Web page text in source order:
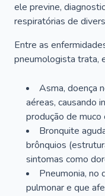
ele previne,
respiratórias de
Entre as
pneumologista trata,
Asma, doença
aéreas, causando
produção de muco
Bronquite
brônquios
sintomas como
Pneumonia, no
pulmonar e que